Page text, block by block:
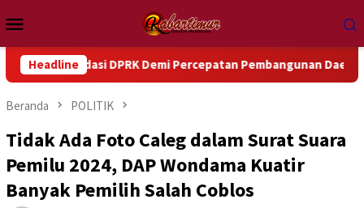
ke
kontenMobile
Headline
DPRK Demi Percepatan Pembangunan Daerah
Beranda POLITIK
Tidak Ada Foto Caleg dalam Surat Suara
Pemilu 2024, DAP Wondama Kuatir
Banyak Pemilih Salah Coblos